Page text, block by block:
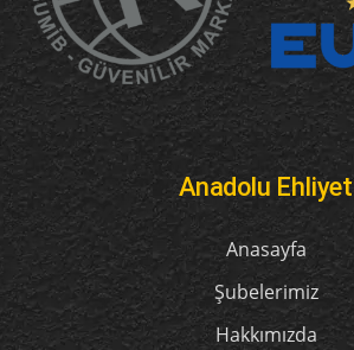
Anadolu Ehliyet
Anasayfa
Şubelerimiz
Hakkımızda